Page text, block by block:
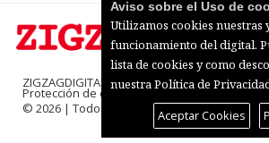
ZIGZAGDIGITAL.COM |Términos de uso|
Protección de datos|Mapa del sitio
© 2026 | Todos los derechos reservados
Aviso sobre el Uso de
Utilizamos cookies nuestras
funcionamiento del digital.
lista de cookies y como
nuestra Política de
Aceptar Cookies